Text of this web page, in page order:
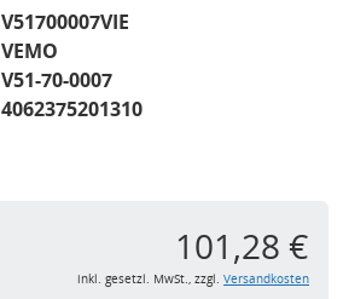
V51700007VIE
VEMO
V51-70-0007
4062375201310
101,28 €
inkl. gesetzl. MwSt., zzgl. Versandkosten